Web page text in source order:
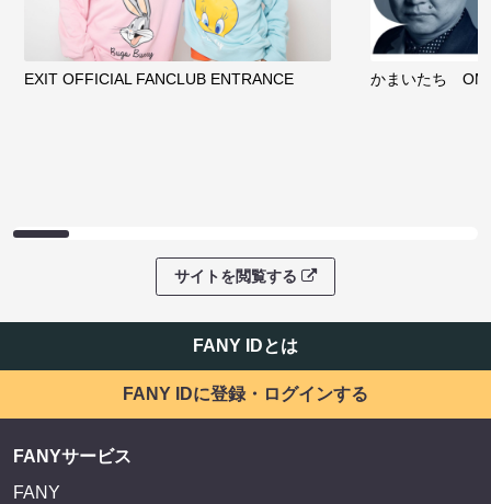
EXIT OFFICIAL FANCLUB ENTRANCE かまいたち
サイトを閲覧する
FANY IDとは
FANY IDに登録・ログインする
FANYサービス
FANY